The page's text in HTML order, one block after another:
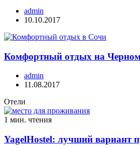
admin
10.10.2017
Комфортный отдых на
admin
11.08.2017
Отели
1 мин. чтения
YagelHostel: лучший вариант